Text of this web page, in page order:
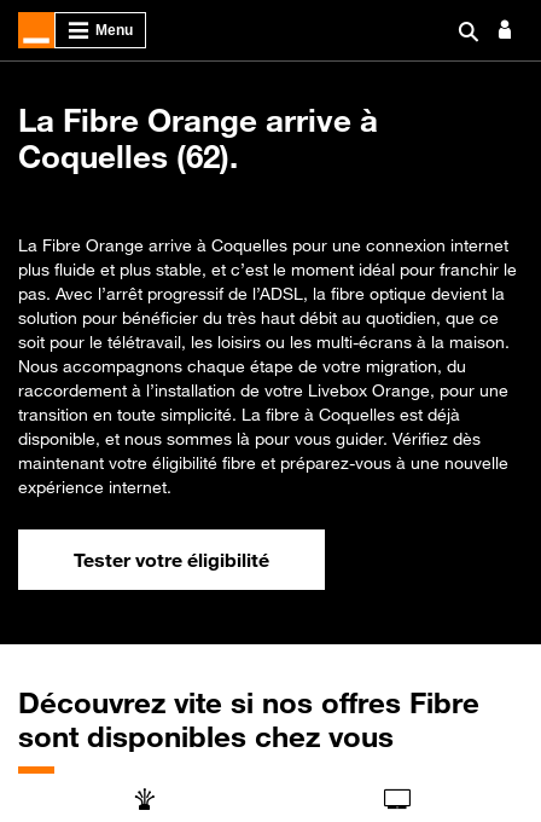
La Fibre Orange arrive à
Coquelles (62).
La Fibre Orange arrive à Coquelles pour une connexion internet
plus fluide et plus stable, et c’est le moment idéal pour franchir le
pas. Avec l’arrêt progressif de l’ADSL, la fibre optique devient la
solution pour bénéficier du très haut débit au quotidien, que ce
soit pour le télétravail, les loisirs ou les multi-écrans à la maison.
Nous accompagnons chaque étape de votre migration, du
raccordement à l’installation de votre Livebox Orange, pour une
transition en toute simplicité. La fibre à Coquelles est déjà
disponible, et nous sommes là pour vous guider. Vérifiez dès
maintenant votre éligibilité fibre et préparez-vous à une nouvelle
expérience internet.
Tester votre éligibilité
Découvrez vite si nos offres Fibre
sont disponibles chez vous